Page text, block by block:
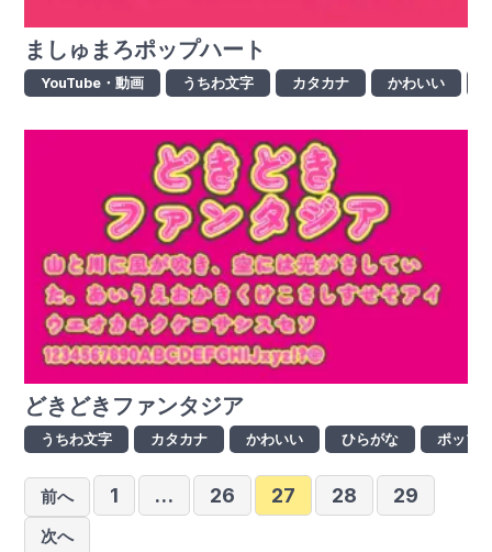
ましゅまろポップハート
YouTube・動画 うちわ文字 カタカナ かわいい
どきどきファンタジア
うちわ文字 カタカナ かわいい ひらがな ポップ
投
稿
前へ 1 … 26 27 28 29
次へ